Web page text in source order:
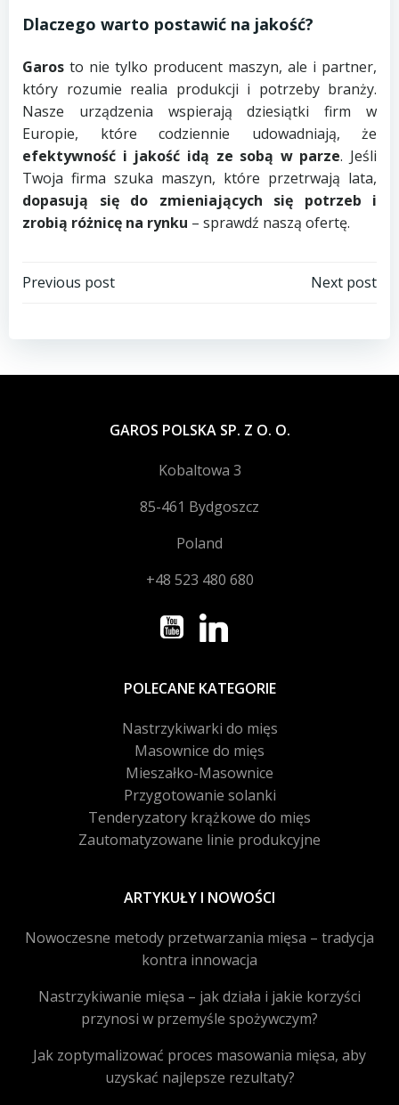
Dlaczego warto postawić na jakość?
Garos to nie tylko producent maszyn, ale i partner,
który rozumie realia produkcji i potrzeby branży.
Nasze urządzenia wspierają dziesiątki firm w
Europie, które codziennie udowadniają, że
efektywność i jakość idą ze sobą w parze. Jeśli
Twoja firma szuka maszyn, które przetrwają lata,
dopasują się do zmieniających się potrzeb i
zrobią różnicę na rynku – sprawdź naszą ofertę.
Nawigacja
wpisu
Previous post
Nawigacja
wpisu
Next post
GAROS POLSKA SP. Z O. O.
Kobaltowa 3
85-461 Bydgoszcz
Poland
+48 523 480 680
POLECANE KATEGORIE
Nastrzykiwarki do mięs
Masownice do mięs
Mieszałko-Masownice
Przygotowanie solanki
Tenderyzatory krążkowe do mięs
Zautomatyzowane linie produkcyjne
ARTYKUŁY I NOWOŚCI
Nowoczesne metody przetwarzania mięsa – tradycja
kontra innowacja
Nastrzykiwanie mięsa – jak działa i jakie korzyści
przynosi w przemyśle spożywczym?
Jak zoptymalizować proces masowania mięsa, aby
uzyskać najlepsze rezultaty?